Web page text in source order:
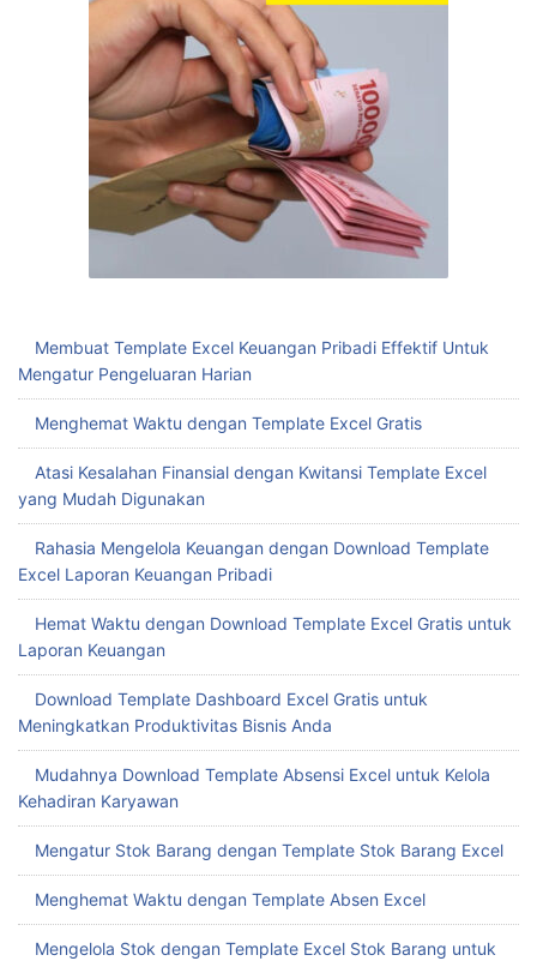
Membuat Template Excel Keuangan Pribadi Effektif Untuk
Mengatur Pengeluaran Harian
Menghemat Waktu dengan Template Excel Gratis
Atasi Kesalahan Finansial dengan Kwitansi Template Excel
yang Mudah Digunakan
Rahasia Mengelola Keuangan dengan Download Template
Excel Laporan Keuangan Pribadi
Hemat Waktu dengan Download Template Excel Gratis untuk
Laporan Keuangan
Download Template Dashboard Excel Gratis untuk
Meningkatkan Produktivitas Bisnis Anda
Mudahnya Download Template Absensi Excel untuk Kelola
Kehadiran Karyawan
Mengatur Stok Barang dengan Template Stok Barang Excel
Menghemat Waktu dengan Template Absen Excel
Mengelola Stok dengan Template Excel Stok Barang untuk